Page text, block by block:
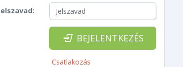
BEJELENTKEZÉS
Csatlakozás